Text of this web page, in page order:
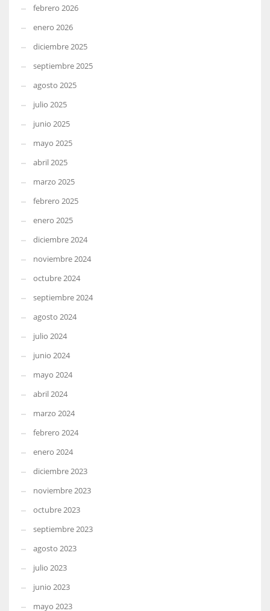
febrero 2026
enero 2026
diciembre 2025
septiembre 2025
agosto 2025
julio 2025
junio 2025
mayo 2025
abril 2025
marzo 2025
febrero 2025
enero 2025
diciembre 2024
noviembre 2024
octubre 2024
septiembre 2024
agosto 2024
julio 2024
junio 2024
mayo 2024
abril 2024
marzo 2024
febrero 2024
enero 2024
diciembre 2023
noviembre 2023
octubre 2023
septiembre 2023
agosto 2023
julio 2023
junio 2023
mayo 2023